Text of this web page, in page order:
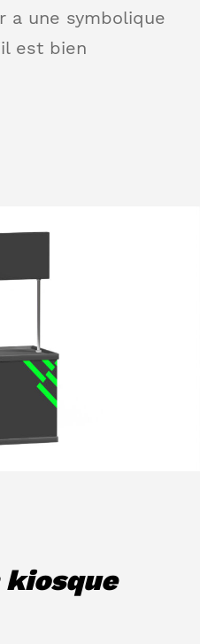
a une symbolique
est bien